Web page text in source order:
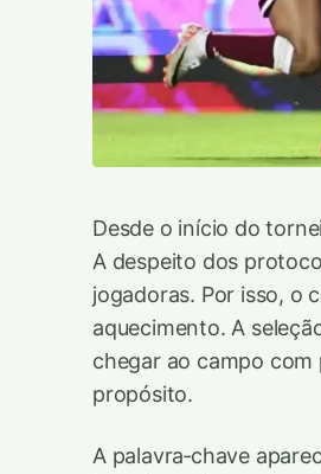
Desde o início do
A despeito dos
jogadoras. Por isso, o
aquecimento. A
chegar ao campo
propósito.
A palavra‑chave